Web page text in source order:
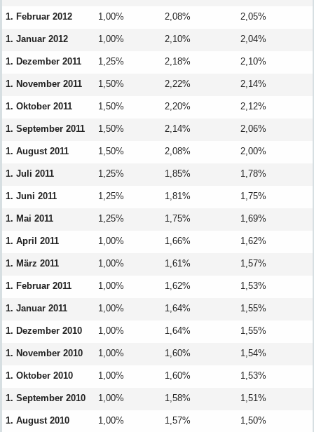
1. Februar 2012 1,00% 2,08% 2,05%
1. Januar 2012 1,00% 2,10% 2,04%
1. Dezember 2011 1,25% 2,18% 2,10%
1. November 2011 1,50% 2,22% 2,14%
1. Oktober 2011 1,50% 2,20% 2,12%
1. September 2011 1,50% 2,14% 2,06%
1. August 2011 1,50% 2,08% 2,00%
1. Juli 2011 1,25% 1,85% 1,78%
1. Juni 2011 1,25% 1,81% 1,75%
1. Mai 2011 1,25% 1,75% 1,69%
1. April 2011 1,00% 1,66% 1,62%
1. März 2011 1,00% 1,61% 1,57%
1. Februar 2011 1,00% 1,62% 1,53%
1. Januar 2011 1,00% 1,64% 1,55%
1. Dezember 2010 1,00% 1,64% 1,55%
1. November 2010 1,00% 1,60% 1,54%
1. Oktober 2010 1,00% 1,60% 1,53%
1. September 2010 1,00% 1,58% 1,51%
1. August 2010 1,00% 1,57% 1,50%